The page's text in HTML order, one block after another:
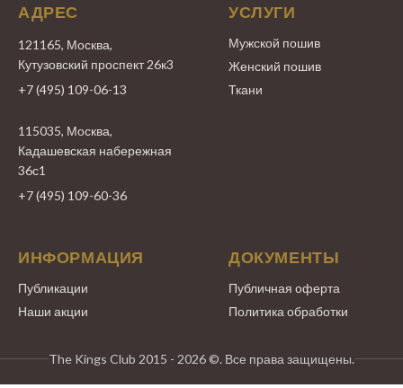
АДРЕС
121165, Москва,
Кутузовский проспект 26к3
+7 (495) 109-06-13
115035, Москва,
Кадашевская набережная
36с1
+7 (495) 109-60-36
УСЛУГИ
Мужской пошив
Женский пошив
Ткани
ИНФОРМАЦИЯ
Публикации
Наши акции
ДОКУМЕНТЫ
Публичная оферта
Политика обработки
The Kings Club 2015 - 2026 ©. Все права защищены.